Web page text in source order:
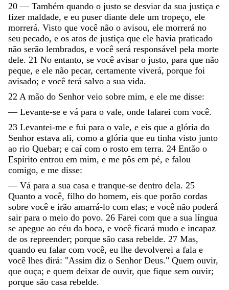
20 — Também quando o justo se desviar da sua justiça e
fizer maldade, e eu puser diante dele um tropeço, ele
morrerá. Visto que você não o avisou, ele morrerá no
seu pecado, e os atos de justiça que ele havia praticado
não serão lembrados, e você será responsável pela morte
dele. 21 No entanto, se você avisar o justo, para que não
peque, e ele não pecar, certamente viverá, porque foi
avisado; e você terá salvo a sua vida.
22 A mão do Senhor veio sobre mim, e ele me disse:
— Levante-se e vá para o vale, onde falarei com você.
23 Levantei-me e fui para o vale, e eis que a glória do
Senhor estava ali, como a glória que eu tinha visto junto
ao rio Quebar; e caí com o rosto em terra. 24 Então o
Espírito entrou em mim, e me pôs em pé, e falou
comigo, e me disse:
— Vá para a sua casa e tranque-se dentro dela. 25
Quanto a você, filho do homem, eis que porão cordas
sobre você e irão amarrá-lo com elas; e você não poderá
sair para o meio do povo. 26 Farei com que a sua língua
se apegue ao céu da boca, e você ficará mudo e incapaz
de os repreender; porque são casa rebelde. 27 Mas,
quando eu falar com você, eu lhe devolverei a fala e
você lhes dirá: "Assim diz o Senhor Deus." Quem ouvir,
que ouça; e quem deixar de ouvir, que fique sem ouvir;
porque são casa rebelde.